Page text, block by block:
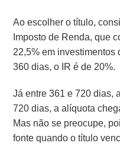
Ao escolher o título,
Imposto de Renda, que
22,5% em investimentos
360 dias, o IR é de 20%.
Já entre 361 e 720 dias,
720 dias, a alíquota
Mas não se preocupe,
fonte quando o título